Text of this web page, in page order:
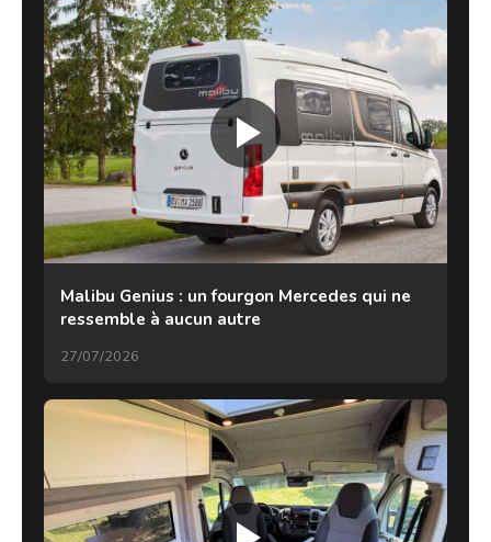
Malibu Genius : un fourgon Mercedes qui ne
ressemble à aucun autre
27/07/2026